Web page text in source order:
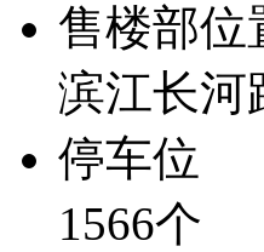
售楼部位
滨江长河
停车位
1566个